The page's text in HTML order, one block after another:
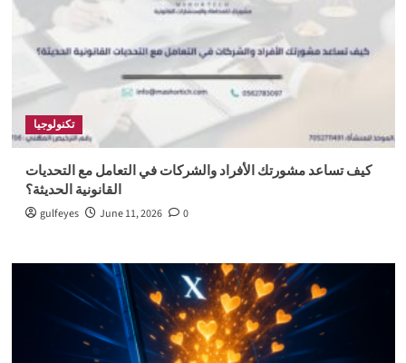
تكنولوجيا
كيف تساعد مشورتك الأفراد والشركات في التعامل مع التحديات
القانونية الحديثة؟
gulfeyes June 11, 2026 0